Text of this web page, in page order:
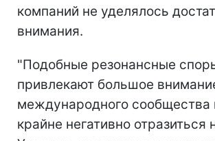
компаний не уделялось
внимания.
"Подобные резонансные
привлекают большое
международного сообщества
крайне негативно